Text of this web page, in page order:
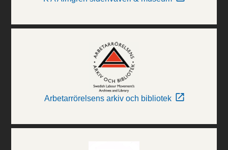
Arbetarrörelsens arkiv och bibliotek